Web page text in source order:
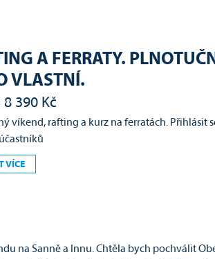
A FERRATY.
VLASTNÍ.
8 390 Kč
víkend, rafting a kurz na ferratách. Přihlásit
VÍCE
na Sanně a Innu. Chtěla bych pochválit